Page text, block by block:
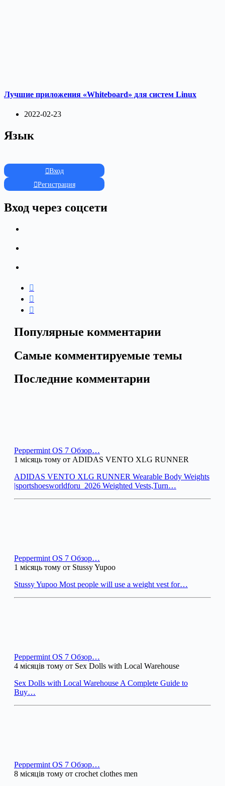
Лучшие приложения «Whiteboard» для систем Linux
2022-02-23
Язык
Вход
Регистрация
Вход через соцсети
Популярные комментарии
Самые комментируемые темы
Последние комментарии
Peppermint OS 7 Обзор…
1 місяць тому от ADIDAS VENTO XLG RUNNER
ADIDAS VENTO XLG RUNNER Wearable Body Weights
|sportshoesworldforu_2026 Weighted Vests,Turn…
Peppermint OS 7 Обзор…
1 місяць тому от Stussy Yupoo
Stussy Yupoo Most people will use a weight vest for…
Peppermint OS 7 Обзор…
4 місяців тому от Sex Dolls with Local Warehouse
Sex Dolls with Local Warehouse A Complete Guide to
Buy…
Peppermint OS 7 Обзор…
8 місяців тому от crochet clothes men